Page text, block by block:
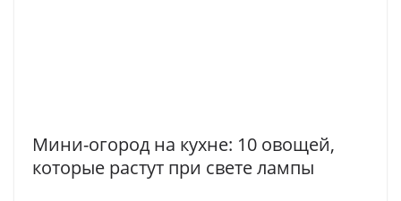
Мини-огород на кухне: 10 овощей,
которые растут при свете лампы